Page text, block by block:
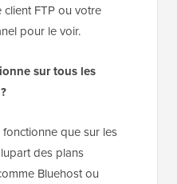
FTP ou votre
pour le voir.
sur tous les
que sur les
des plans
Bluehost ou